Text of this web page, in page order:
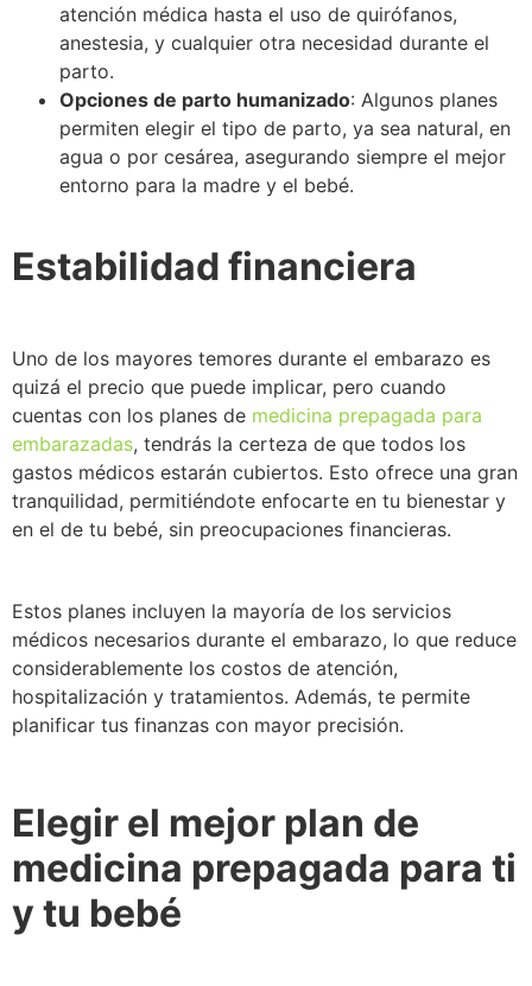
atención médica hasta el uso de quirófanos,
anestesia, y cualquier otra necesidad durante el
parto.
Opciones de parto humanizado: Algunos planes
permiten elegir el tipo de parto, ya sea natural, en
agua o por cesárea, asegurando siempre el mejor
entorno para la madre y el bebé.
Estabilidad financiera
Uno de los mayores temores durante el embarazo es
quizá el precio que puede implicar, pero cuando
cuentas con los planes de medicina prepagada para
embarazadas, tendrás la certeza de que todos los
gastos médicos estarán cubiertos. Esto ofrece una gran
tranquilidad, permitiéndote enfocarte en tu bienestar y
en el de tu bebé, sin preocupaciones financieras.
Estos planes incluyen la mayoría de los servicios
médicos necesarios durante el embarazo, lo que reduce
considerablemente los costos de atención,
hospitalización y tratamientos. Además, te permite
planificar tus finanzas con mayor precisión.
Elegir el mejor plan de
medicina prepagada para ti
y tu bebé